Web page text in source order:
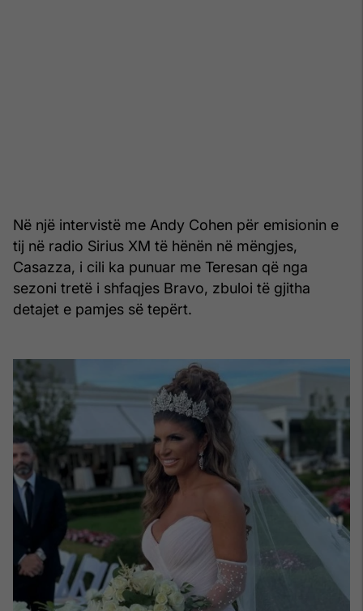
Në një intervistë me Andy Cohen për emisionin e
tij në radio Sirius XM të hënën në mëngjes,
Casazza, i cili ka punuar me Teresan që nga
sezoni tretë i shfaqjes Bravo, zbuloi të gjitha
detajet e pamjes së tepërt.